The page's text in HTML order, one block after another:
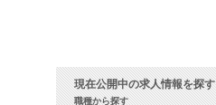
現在公開中の求人情報を探す
職種から探す